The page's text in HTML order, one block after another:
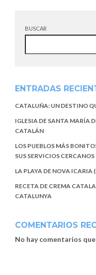
BUSCAR
ENTRADAS
CATALUÑA: UN DESTINO
IGLESIA DE SANTA MARÍA
CATALÁN
LOS PUEBLOS MÁS
SUS SERVICIOS CERCANOS
LA PLAYA DE NOVA ICARIA
RECETA DE CREMA
CATALUNYA
COMENTARIOS
No hay comentarios